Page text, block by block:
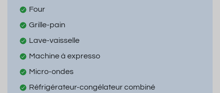
Four
Grille-pain
Lave-vaisselle
Machine à expresso
Micro-ondes
Réfrigérateur-congélateur combiné